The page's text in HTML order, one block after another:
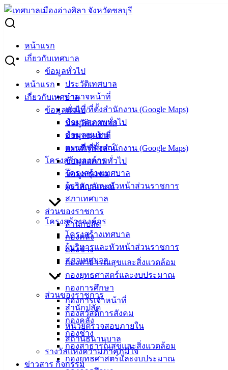
Skip
to
content
หน้าแรก
เกี่ยวกับเทศบาล
ข้อมูลทั่วไป
ประวัติเทศบาล
อำนาจหน้าที่
แผนที่/ที่ตั้งสำนักงาน (Google Maps)
ข้อมูลสภาพทั่วไป
ข้อมูลชุมชน
ตราสัญลักษณ์
โครงสร้างองค์กร
โครงสร้างเทศบาล
ผู้บริหารและหัวหน้าส่วนราชการ
สภาเทศบาล
ส่วนของราชการ
สำนักปลัด
กองคลัง
กองช่าง
กองสาธารณสุขและสิ่งแวดล้อม
กองยุทธศาสตร์และงบประมาณ
กองการศึกษา
กองการเจ้าหน้าที่
กองสวัสดิการสังคม
หน่วยตรวจสอบภายใน
สถานธนานุบาล
รางวัลแห่งความภาคภูมิใจ
ข่าวสาร กิจกรรม
หน้าแรก
เกี่ยวกับเทศบาล
ข้อมูลทั่วไป
ประวัติเทศบาล
อำนาจหน้าที่
แผนที่/ที่ตั้งสำนักงาน (Google Maps)
ข้อมูลสภาพทั่วไป
ข้อมูลชุมชน
ตราสัญลักษณ์
โครงสร้างองค์กร
โครงสร้างเทศบาล
ผู้บริหารและหัวหน้าส่วนราชการ
สภาเทศบาล
ส่วนของราชการ
สำนักปลัด
กองคลัง
กองช่าง
กองสาธารณสุขและสิ่งแวดล้อม
กองยุทธศาสตร์และงบประมาณ
Search
ประกาศผู้ชนะ
ประกาศผู้ชนะ
05 ส.ค. 2569 ผู้ชนะการเสนอราคา พ่อแม่พันธุ์ปู และลูกปู
04 ส.ค. 2569 ผู้ชนะการเสนอราคา ชุดเครื่องเสียง 1 ชุด (กอง
ผู้ชนะการเสนอราคา ซ่อมและล้างเครื่องปรับ
04 ส.ค. 2569 ผู้ชนะการเสนอราคา แบตเตอรี่รถยนต์ ทะเบียน งษ
ผู้ชนะการเสนอราคา โต๊ะพับอเนกประสงค์ 20 ตัว
(กองการศึกษา)
04 ส.ค. 2569 ผู้ชนะการเสนอราคา ซ่อมแซมเครื่องถ่ายเอกสาร
ผู้ชนะการเสนอราคา วัสดุคอมพิวเตอร์ 3 รายการ
(กองสาธารณสุขฯ)
ผู้ชนะการเสนอราคา วัสดุอุปกรณ์โครงการพัฒนา
ตลาดตามหลักสุขาภิบาลฯ
23 ก.ค. 2569 งบประมาณที่ได้รับการจัดสรรและราคากลาง
โครงการจัดซื้อรถบรรทุก (ดีเซล) ขนาด 1 ตัน แบบธรรมดา
ผู้ชนะการเสนอราคา จ้างเหมาบริการตรวจ
สุขภาพ โครงการคัดกรองสุขภาพฯ (Healthy City) ปีงบฯ 2569
ผู้ชนะการเสนอราคา วัสดุอุปกรณ์เทศกาลแห่เทียน
พรรษา 2569